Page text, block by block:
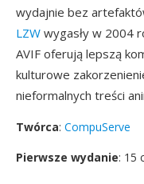
wydajnie bez
LZW wygasły w 2004
AVIF oferują lepszą
kulturowe
nieformalnych treści
Twórca: CompuServe
Pierwsze wydanie: 15